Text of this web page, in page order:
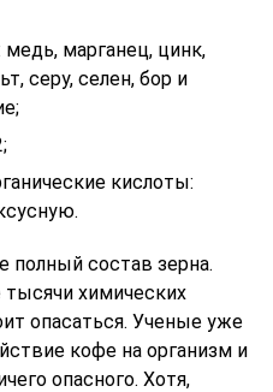
марганец, цинк,
серу, селен, бор и
кислоты:
полный состав зерна.
химических
опасаться. Ученые уже
кофе на организм и
опасного. Хотя,